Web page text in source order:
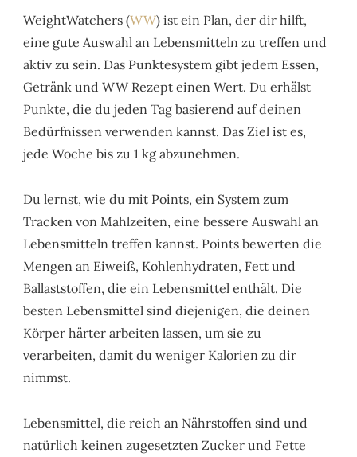
WeightWatchers (WW) ist ein Plan, der dir hilft,
eine gute Auswahl an Lebensmitteln zu treffen und
aktiv zu sein. Das Punktesystem gibt jedem Essen,
Getränk und WW Rezept einen Wert. Du erhälst
Punkte, die du jeden Tag basierend auf deinen
Bedürfnissen verwenden kannst. Das Ziel ist es,
jede Woche bis zu 1 kg abzunehmen.
Du lernst, wie du mit Points, ein System zum
Tracken von Mahlzeiten, eine bessere Auswahl an
Lebensmitteln treffen kannst. Points bewerten die
Mengen an Eiweiß, Kohlenhydraten, Fett und
Ballaststoffen, die ein Lebensmittel enthält. Die
besten Lebensmittel sind diejenigen, die deinen
Körper härter arbeiten lassen, um sie zu
verarbeiten, damit du weniger Kalorien zu dir
nimmst.
Lebensmittel, die reich an Nährstoffen sind und
natürlich keinen zugesetzten Zucker und Fette